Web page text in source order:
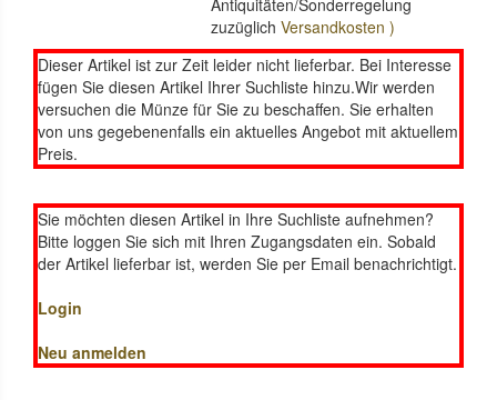
zuzüglichVersandkosten )
Dieser Artikel ist zur Zeit leider nicht lieferbar. Bei Interesse
fügen Sie diesen Artikel Ihrer Suchliste hinzu.Wir werden
versuchen die Münze für Sie zu beschaffen. Sie erhalten
von uns gegebenenfalls ein aktuelles Angebot mit aktuellem
Preis.
Sie möchten diesen Artikel in Ihre Suchliste aufnehmen?
Bitte loggen Sie sich mit Ihren Zugangsdaten ein. Sobald
der Artikel lieferbar ist, werden Sie per Email benachrichtigt.
Login
Neu anmelden